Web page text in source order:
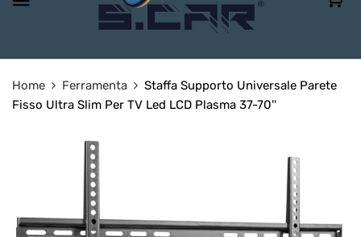
Home Ferramenta
Staffa Supporto Universale Parete
Fisso Ultra Slim Per TV Led LCD Plasma 37-70''